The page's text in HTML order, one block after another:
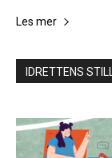
Les mer
IDRETTENS